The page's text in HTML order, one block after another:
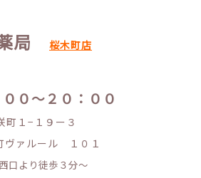
局 桜木町店
０〜２０：００
町１−１９ー３
ヴァルール １０１
口より徒歩３分〜